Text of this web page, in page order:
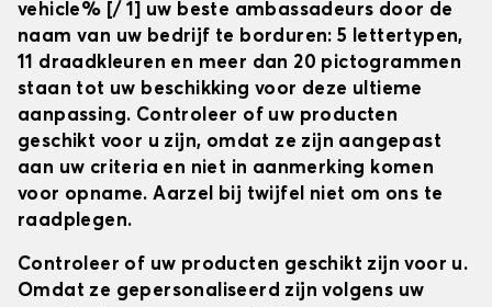
vehicle% [/ 1] uw beste ambassadeurs door de
naam van uw bedrijf te borduren: 5 lettertypen,
11 draadkleuren en meer dan 20 pictogrammen
staan tot uw beschikking voor deze ultieme
aanpassing. Controleer of uw producten
geschikt voor u zijn, omdat ze zijn aangepast
aan uw criteria en niet in aanmerking komen
voor opname. Aarzel bij twijfel niet om ons te
raadplegen.
Controleer of uw producten geschikt zijn voor u.
Omdat ze gepersonaliseerd zijn volgens uw